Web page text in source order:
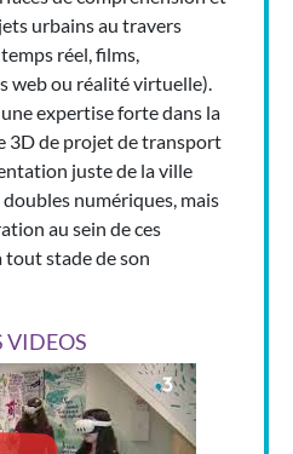
urbains au travers
réel, films,
web ou réalité virtuelle).
expertise forte dans la
3D de projet de transport
juste de la ville
numériques, mais
au sein de ces
stade de son
VIDEOS